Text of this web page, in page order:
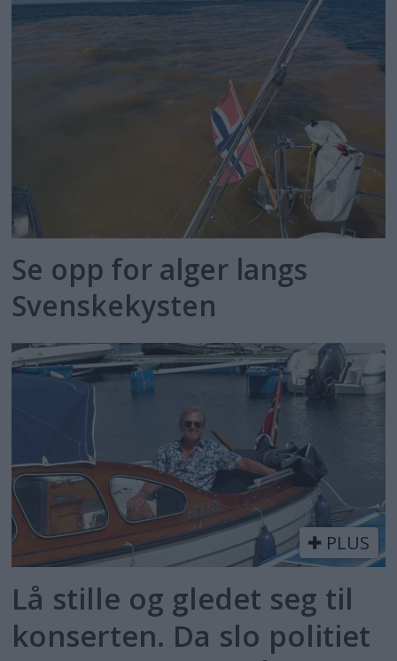
Se opp for alger langs
Svenskekysten
PLUS
Lå stille og gledet seg til
konserten. Da slo politiet